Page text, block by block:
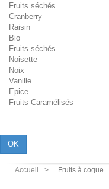
Fruits séchés
Cranberry
Raisin
Bio
Fruits séchés
Noisette
Noix
Vanille
Epice
Fruits Caramélisés
OK
Accueil Fruits à coque